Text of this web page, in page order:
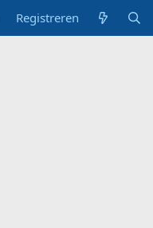
Registreren